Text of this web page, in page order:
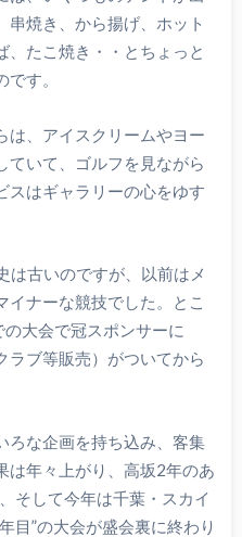
串焼き、から揚げ、ホット
、たこ焼き・・とちょっと
す。
は、アイスクリームやヨー
ていて、ゴルフを見ながら
スはギャラリーの心をゆす
は古いのですが、以前はメ
イナーな競技でした。とこ
大会で冠スポンサーに
ラブ等販売）がついてから
ろな企画を持ち込み、客集
は年々上がり、高坂2年のあ
そして今年は千葉・スカイ
目”の大会が盛会裏に終わり